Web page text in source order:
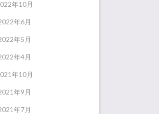
年10月
年6月
年5月
年4月
年10月
年9月
年7月